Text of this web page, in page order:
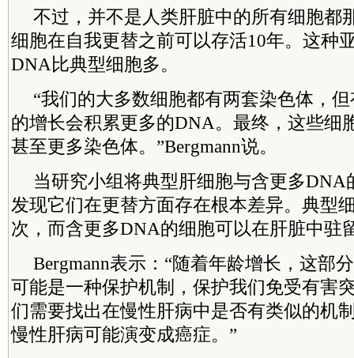
不过，并不是人类肝脏中的所有细胞都
细胞在自我更替之前可以存活10年。这种
DNA比典型细胞多。
“我们的大多数细胞都有两套染色体，
的增长会积累更多的DNA。最终，这些细
甚至更多染色体。”Bergmann说。
当研究小组将典型肝细胞与含更多DNA
发现它们在更替方面存在根本差异。典型
次，而含更多DNA的细胞可以在肝脏中驻
Bergmann表示：“随着年龄增长，这部
可能是一种保护机制，保护我们免受有害
们需要找出在慢性肝病中是否有类似的机
慢性肝病可能演变成癌症。”